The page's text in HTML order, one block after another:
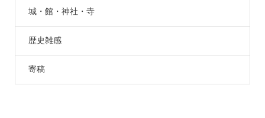
城・館・神社・寺
歴史雑感
寄稿